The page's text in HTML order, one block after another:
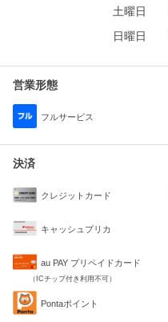
土曜日
日曜日
営業形態
フルサービス
決済
クレジットカード
キャッシュプリカ
au PAY プリペイドカード
（ICチップ付き利用不可）
Pontaポイント